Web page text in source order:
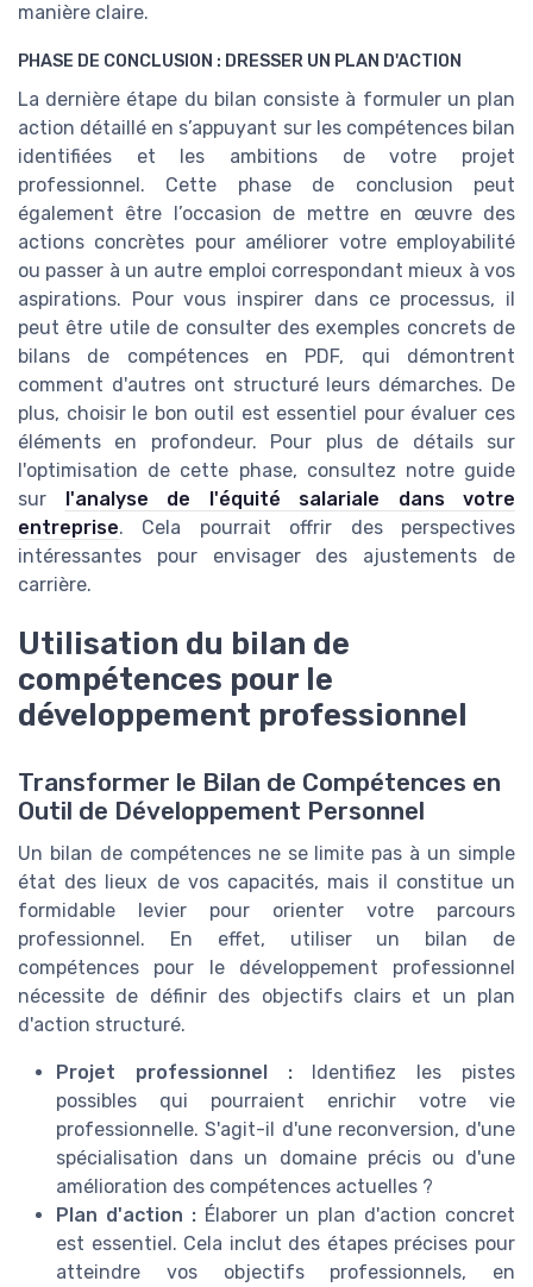
manière claire.
PHASE DE CONCLUSION : DRESSER UN PLAN D'ACTION
La dernière étape du bilan consiste à formuler un plan
action détaillé en s’appuyant sur les compétences bilan
identifiées et les ambitions de votre projet
professionnel. Cette phase de conclusion peut
également être l’occasion de mettre en œuvre des
actions concrètes pour améliorer votre employabilité
ou passer à un autre emploi correspondant mieux à vos
aspirations. Pour vous inspirer dans ce processus, il
peut être utile de consulter des exemples concrets de
bilans de compétences en PDF, qui démontrent
comment d'autres ont structuré leurs démarches. De
plus, choisir le bon outil est essentiel pour évaluer ces
éléments en profondeur. Pour plus de détails sur
l'optimisation de cette phase, consultez notre guide
sur
l'analyse de l'équité salariale dans votre
entreprise. Cela pourrait offrir des perspectives
intéressantes pour envisager des ajustements de
carrière.
Utilisation du bilan de
compétences pour le
développement professionnel
Transformer le Bilan de Compétences en
Outil de Développement Personnel
Un bilan de compétences ne se limite pas à un simple
état des lieux de vos capacités, mais il constitue un
formidable levier pour orienter votre parcours
professionnel. En effet, utiliser un bilan de
compétences pour le développement professionnel
nécessite de définir des objectifs clairs et un plan
d'action structuré.
Projet professionnel :Identifiez les pistes
possibles qui pourraient enrichir votre vie
professionnelle. S'agit-il d'une reconversion, d'une
spécialisation dans un domaine précis ou d'une
amélioration des compétences actuelles ?
Plan d'action : Élaborer un plan d'action concret
est essentiel. Cela inclut des étapes précises pour
atteindre vos objectifs professionnels, en